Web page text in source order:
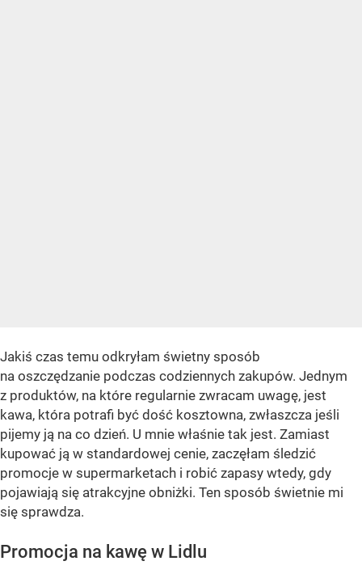
Jakiś czas temu odkryłam świetny sposób
na oszczędzanie podczas codziennych zakupów. Jednym
z produktów, na które regularnie zwracam uwagę, jest
kawa, która potrafi być dość kosztowna, zwłaszcza jeśli
pijemy ją na co dzień. U mnie właśnie tak jest. Zamiast
kupować ją w standardowej cenie, zaczęłam śledzić
promocje w supermarketach i robić zapasy wtedy, gdy
pojawiają się atrakcyjne obniżki. Ten sposób świetnie mi
się sprawdza.
Promocja na kawę w Lidlu